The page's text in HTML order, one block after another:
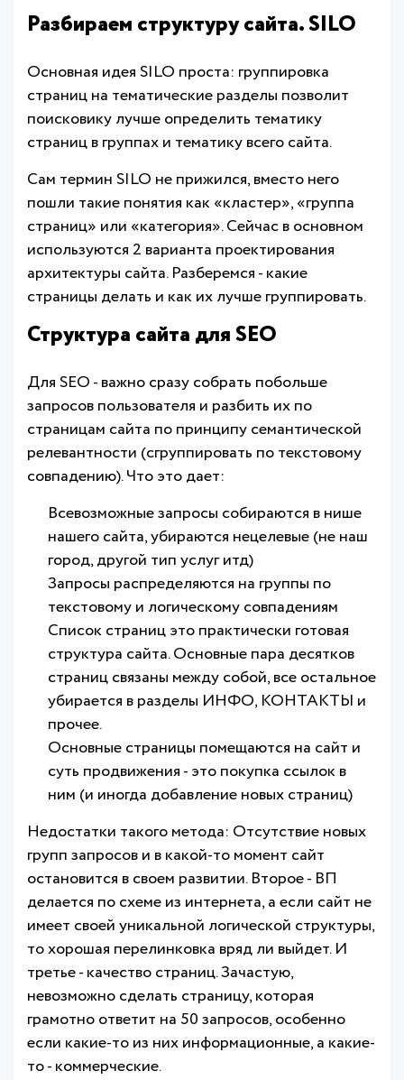
Разбираем структуру сайта. SILO
Основная идея SILO проста: группировка
страниц на тематические разделы позволит
поисковику лучше определить тематику
страниц в группах и тематику всего сайта.
Сам термин SILO не прижился, вместо него
пошли такие понятия как «кластер», «группа
страниц» или «категория». Сейчас в основном
используются 2 варианта проектирования
архитектуры сайта. Разберемся - какие
страницы делать и как их лучше группировать.
Структура сайта для SEO
Для SEO - важно сразу собрать побольше
запросов пользователя и разбить их по
страницам сайта по принципу семантической
релевантности (сгруппировать по текстовому
совпадению). Что это дает:
Всевозможные запросы собираются в нише
нашего сайта, убираются нецелевые (не наш
город, другой тип услуг итд)
Запросы распределяются на группы по
текстовому и логическому совпадениям
Список страниц это практически готовая
структура сайта. Основные пара десятков
страниц связаны между собой, все остальное
убирается в разделы ИНФО, КОНТАКТЫ и
прочее.
Основные страницы помещаются на сайт и
суть продвижения - это покупка ссылок в
ним (и иногда добавление новых страниц)
Недостатки такого метода: Отсутствие новых
групп запросов и в какой-то момент сайт
остановится в своем развитии. Второе - ВП
делается по схеме из интернета, а если сайт не
имеет своей уникальной логической структуры,
то хорошая перелинковка вряд ли выйдет. И
третье - качество страниц. Зачастую,
невозможно сделать страницу, которая
грамотно ответит на 50 запросов, особенно
если какие-то из них информационные, а какие-
то - коммерческие.